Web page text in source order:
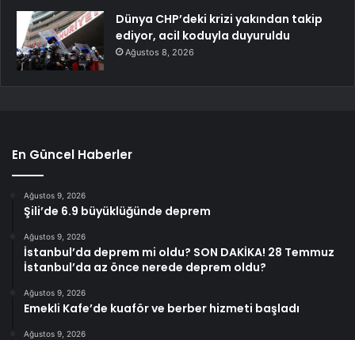
Dünya CHP’deki krizi yakından takip
ediyor, acil koduyla duyuruldu
Ağustos 8, 2026
En Güncel Haberler
Ağustos 9, 2026
Şili’de 6.9 büyüklüğünde deprem
Ağustos 9, 2026
İstanbul’da deprem mi oldu? SON DAKİKA! 28 Temmuz
İstanbul’da az önce nerede deprem oldu?
Ağustos 9, 2026
Emekli Kafe’de kuaför ve berber hizmeti başladı
Ağustos 9, 2026